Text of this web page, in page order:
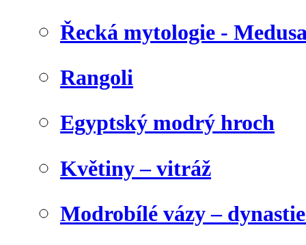
Řecká mytologie -
Rangoli
Egyptský modrý hroch
Květiny – vitráž
Modrobílé vázy –